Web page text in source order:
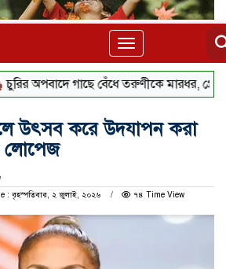
Toggle
navigation
গাছে বেঁধে তরুণীকে মারধর, গ্রেপ্তার ২
উৎসব করে উদযাপন করা
লোপেজ
: বৃহস্পতিবার, ২ জুলাই, ২০২৬
৭৪ Time View